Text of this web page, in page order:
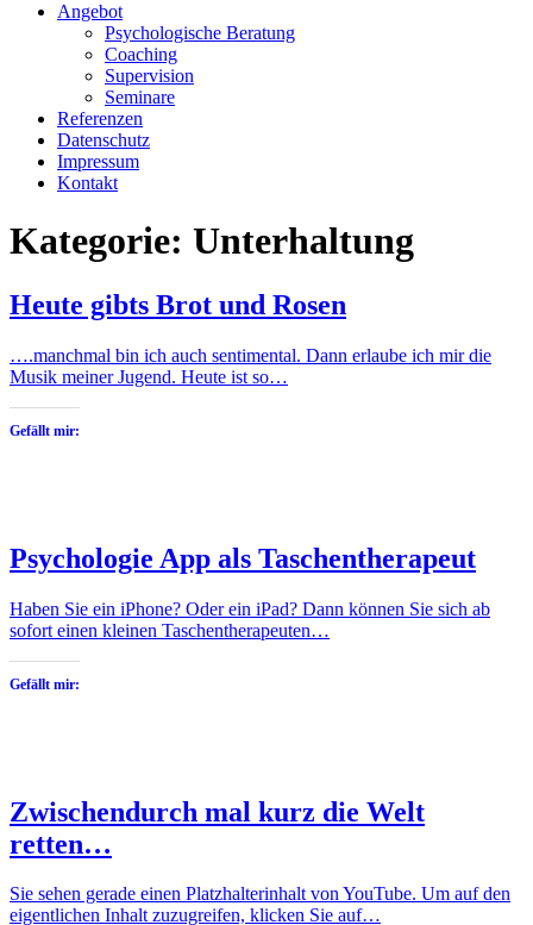
Angebot
Psychologische Beratung
Coaching
Supervision
Seminare
Referenzen
Datenschutz
Impressum
Kontakt
Kategorie: Unterhaltung
Heute gibts Brot und Rosen
….manchmal bin ich auch sentimental. Dann erlaube ich mir die
Musik meiner Jugend. Heute ist so…
Gefällt mir:
Psychologie App als Taschentherapeut
Haben Sie ein iPhone? Oder ein iPad? Dann können Sie sich ab
sofort einen kleinen Taschentherapeuten…
Gefällt mir:
Zwischendurch mal kurz die Welt
retten…
Sie sehen gerade einen Platzhalterinhalt von YouTube. Um auf den
eigentlichen Inhalt zuzugreifen, klicken Sie auf…